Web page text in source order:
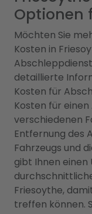
Optionen
Möchten Sie
Kosten in
detaillierte
Kosten für
Kosten für
verschiedenen
Entfernung des
Fahrzeugs und
gibt Ihnen einen
Friesoythe,
treffen können.